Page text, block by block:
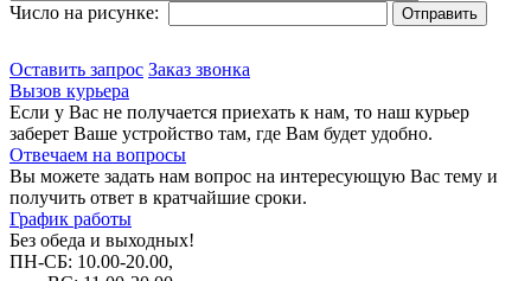
Число на рисунке:
Оставить запрос Заказ звонка
Вызов курьера
Если у Вас не получается приехать к нам, то наш курьер
заберет Ваше устройство там, где Вам будет удобно.
Отвечаем на вопросы
Вы можете задать нам вопрос на интересующую Вас тему и
получить ответ в кратчайшие сроки.
График работы
Без обеда и выходных!
ПН-СБ: 10.00-20.00,